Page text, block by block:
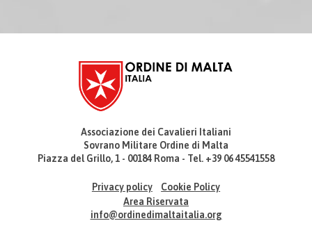
Associazione dei Cavalieri Italiani
Sovrano Militare Ordine di Malta
Piazza del Grillo, 1 - 00184 Roma - Tel. +39 06 45541558
Privacy policy
Cookie Policy
Area Riservata
info@ordinedimaltaitalia.org